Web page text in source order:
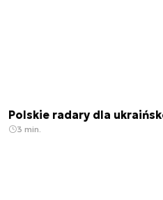
Polskie radary dla
3 min.